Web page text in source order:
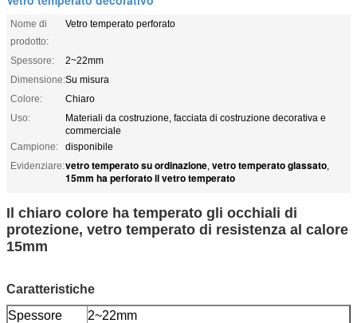
Nome di
prodotto:
Vetro temperato perforato
Spessore:
2~22mm
Dimensione:Su misura
Colore:
Chiaro
Uso:
Materiali da costruzione, facciata di costruzione decorativa e
commerciale
Campione:
disponibile
Evidenziare:vetro temperato su ordinazione, vetro temperato glassato,
15mm ha perforato il vetro temperato
Il chiaro colore ha temperato gli occhiali di
protezione, vetro temperato di resistenza al calore
15mm
Caratteristiche
Spessore
2~22mm